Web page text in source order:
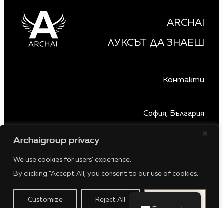
Archaigroup privacy
We use cookies for users' experience.
By clicking "Accept All, you consent to our use of cookies.
Customize Reject All
ARCHAI
ЛУКСЪТ ДА ЗНАЕШ
Контакти
София, България
contact@archaigroup.com
LinkedIn YouTube Instagram